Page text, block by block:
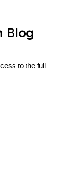
Blog
to the full